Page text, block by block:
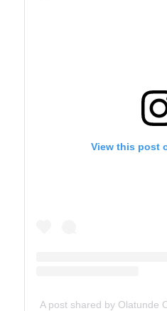
View this post
A post shared by Olatunde